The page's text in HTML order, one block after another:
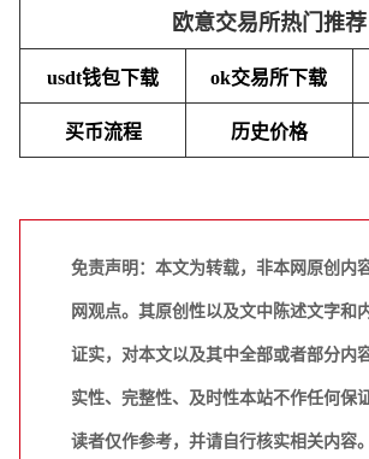
欧意交易所热门推荐
usdt钱包下载 ok交易所下载
买币流程 历史价格
免责声明：本文为转载，非本网原创内
网观点。其原创性以及文中陈述文字和
证实，对本文以及其中全部或者部分内
实性、完整性、及时性本站不作任何保
读者仅作参考，并请自行核实相关内容。